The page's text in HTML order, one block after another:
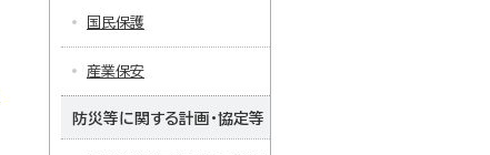
国民保護
産業保安
防災等に関する計画・協定等